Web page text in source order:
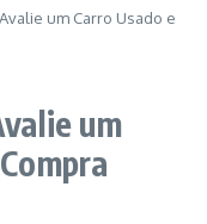
um Carro Usado e
um